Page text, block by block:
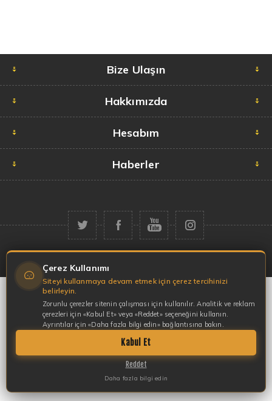
Bize Ulaşın
Hakkımızda
Hesabım
Haberler
Telif hakkı © 2026 Garaj Market. Tüm hakları saklıdır.
Çerez Kullanımı
Siteyi kullanmaya devam etmek için çerez tercihinizi
belirleyin.
Zorunlu çerezler sitenin çalışması için kullanılır. Analitik ve reklam
çerezleri için «Kabul Et» veya «Reddet» seçeneğini kullanın.
Ayrıntılar için «Daha fazla bilgi edin» bağlantısına bakın.
Kabul Et
Reddet
Daha fazla bilgi edin